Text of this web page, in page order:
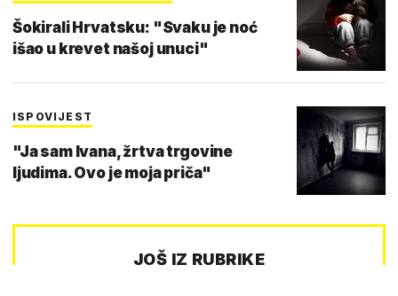
Šokirali Hrvatsku: "Svaku je noć
išao u krevet našoj unuci"
ISPOVIJEST
"Ja sam Ivana, žrtva trgovine
ljudima. Ovo je moja priča"
JOŠ IZ RUBRIKE